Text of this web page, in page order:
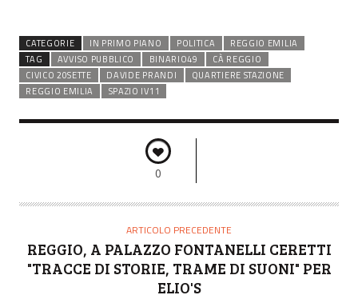
CATEGORIE IN PRIMO PIANO POLITICA
REGGIO EMILIA
TAG
AVVISO PUBBLICO BINARIO49
CÀ REGGIO
CIVICO 20SETTE
DAVIDE PRANDI
QUARTIERE STAZIONE
REGGIO EMILIA
SPAZIO IV11
0
ARTICOLO PRECEDENTE
REGGIO, A PALAZZO FONTANELLI CERETTI
"TRACCE DI STORIE, TRAME DI SUONI" PER
ELIO'S